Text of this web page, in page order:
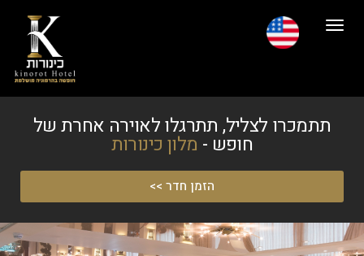
תפריט
תתמכרו לצליל, תתרגלו לאוירה אחרת של
חופש - מלון כינורות
הזמן חדר >>